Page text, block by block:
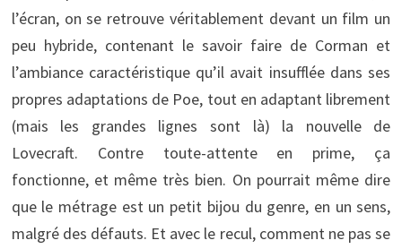
l’écran, on se retrouve véritablement devant un film un
peu hybride, contenant le savoir faire de Corman et
l’ambiance caractéristique qu’il avait insufflée dans ses
propres adaptations de Poe, tout en adaptant librement
(mais les grandes lignes sont là) la nouvelle de
Lovecraft. Contre toute-attente en prime, ça
fonctionne, et même très bien. On pourrait même dire
que le métrage est un petit bijou du genre, en un sens,
malgré des défauts. Et avec le recul, comment ne pas se